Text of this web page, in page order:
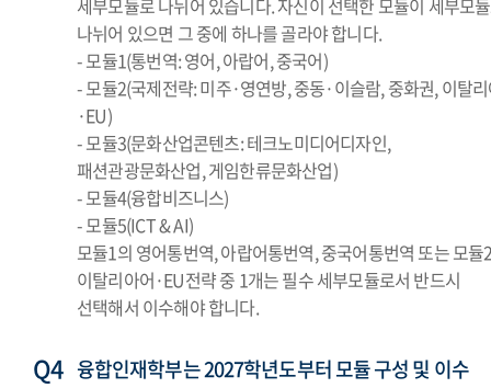
세부모듈로 나뉘어 있습니다. 자신이 선택한 모듈이 세부모
나뉘어 있으면 그 중에 하나를 골라야 합니다.
- 모듈1(통번역: 영어, 아랍어, 중국어)
- 모듈2(국제전략: 미주·영연방, 중동·이슬람, 중화권, 이탈
·EU)
- 모듈3(문화산업콘텐츠: 테크노미디어디자인,
패션관광문화산업, 게임한류문화산업)
- 모듈4(융합비즈니스)
- 모듈5(ICT & AI)
모듈1의 영어통번역, 아랍어통번역, 중국어통번역 또는 모듈
이탈리아어·EU전략 중 1개는 필수 세부모듈로서 반드시
선택해서 이수해야 합니다.
융합인재학부는 2027학년도부터 모듈 구성 및 이수